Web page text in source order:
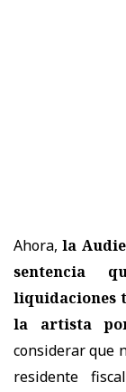
Ahora,la
sentencia
liquidaciones
la artista
considerar que
residente